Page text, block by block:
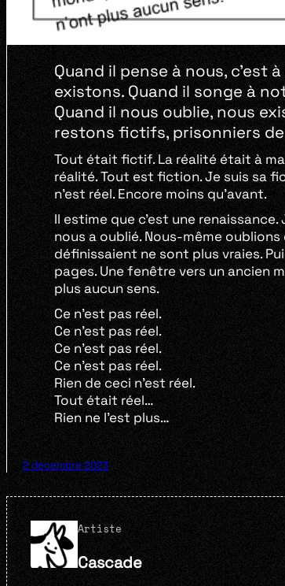
Quand il pense à nous, c’est
existons. Quand il songe à
Quand il nous oublie, nous
restons fictifs, prisonniers
Tout était fictif. La réalité était à
réalité. Tout est fiction. Je suis sa
n’est réel. Encore moins qu’avant.
Il estime que c’est une
nous a oublié. Nous-même
définissaient ne sont plus vraies.
pages. Une fenêtre vers un ancien
plus aucun sens.
Ce n’est pas réel.
Ce n’est pas réel.
Ce n’est pas réel.
Ce n’est pas réel.
Rien de ceci n’est réel.
Tout était réel…
Rien ne l’est plus…
2 décembre 2023
Artiste
Cascade